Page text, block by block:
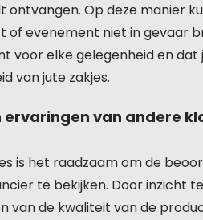
ontvangen. Op deze manier
of evenement niet in gevaar
voor elke gelegenheid en
van jute zakjes.
ervaringen van andere
is het raadzaam om de
te bekijken. Door inzicht
van de kwaliteit van de